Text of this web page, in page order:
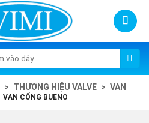
> THƯƠNG HIỆU VALVE > VAN
VAN CỔNG BUENO